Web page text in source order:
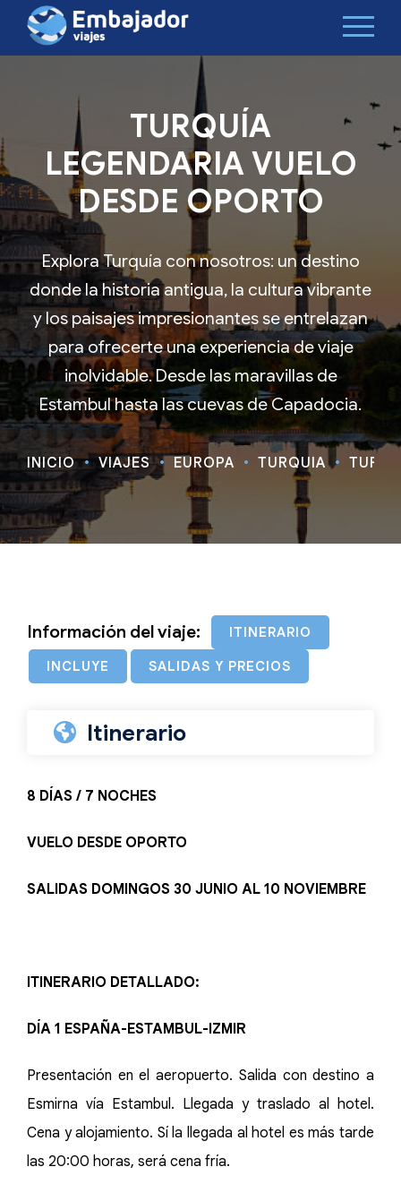
TURQUÍA
LEGENDARIA VUELO
DESDE OPORTO
Explora Turquía con nosotros: un destino
donde la historia antigua, la cultura vibrante
y los paisajes impresionantes se entrelazan
para ofrecerte una experiencia de viaje
inolvidable. Desde las maravillas de
Estambul hasta las cuevas de Capadocia.
INICIO VIAJES EUROPA TURQUÍA
Información del viaje: ITINERARIO
INCLUYE SALIDAS Y PRECIOS
Itinerario
8 DÍAS / 7 NOCHES
VUELO DESDE OPORTO
SALIDAS DOMINGOS 30 JUNIO AL 10 NOVIEMBRE
ITINERARIO DETALLADO:
DÍA 1 ESPAÑA-ESTAMBUL-IZMIR
Presentación en el aeropuerto. Salida con destino a
Esmirna vía Estambul. Llegada y traslado al hotel.
Cena y alojamiento. Sí la llegada al hotel es más tarde
las 20:00 horas, será cena fría.